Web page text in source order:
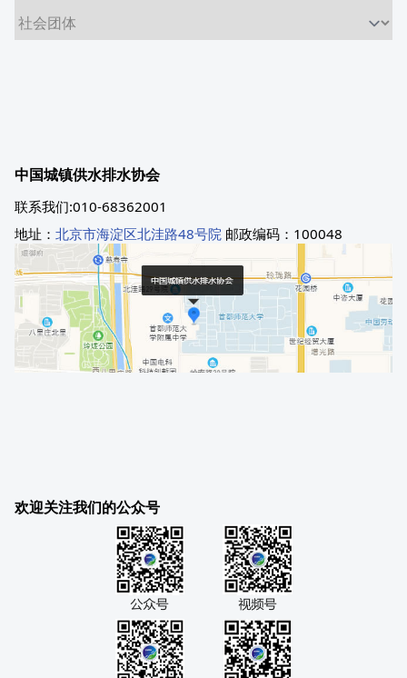
中国城镇供水排水协会
联系我们:010-68362001
地址： 北京市海淀区北洼路48号院 邮政编码：100048
欢迎关注我们的公众号